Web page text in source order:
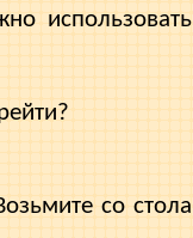
использовать
со стола